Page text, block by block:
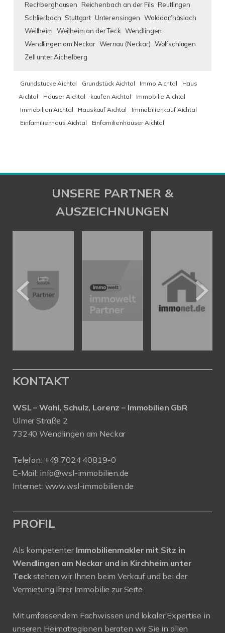
Rechberghausen
Reichenbach an der Fils Reutlingen
Schlierbach Stuttgart Unterensingen Walddorfhäslach
Weilheim Weilheim an der Teck Wendlingen
Wendlingen am Neckar Wernau (Neckar) Wolfschlugen
Zell unter Aichelberg
Grundstücke Aichtal Grundstück Aichtal Immo Aichtal
Haus
Aichtal
Häuser Aichtal kaufen Aichtal
Immobilie Aichtal
Immobilien Aichtal
Hauskauf Aichtal
Immobilienkauf Aichtal
Einfamilienhaus Aichtal
Einfamilienhäuser Aichtal
UNSERE PARTNER &
AUSZEICHNUNGEN
KONTAKT
WSL – Wahl, Schulz, Lorenz – Immobilien GbR
Ulmer Straße 2
73240 Wendlingen am Neckar
Telefon: +49 7024 40819-0
E-Mail: info@wsl-immobilien.de
Internet: www.wsl-immobilien.de
PROFIL
Als kompetenter Immobilienmakler mit Sitz in
Wendlingen am Neckar und in Kirchheim unter
Teckstehen wir Ihnen beim Verkauf und bei der
Vermietung Ihrer Immobilie zur Seite.
Mit umfassendem Fachwissen und lokaler Expertise in
unseren Heimatregionen beraten wir Sie in allen